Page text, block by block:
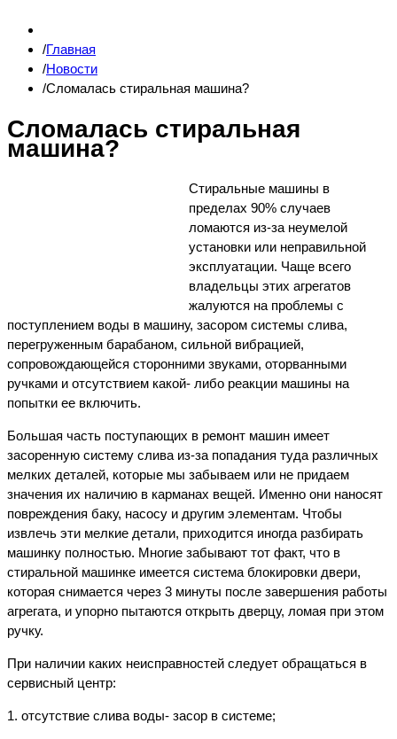
Главная
Новости
Сломалась стиральная машина?
Сломалась стиральная
машина?
Стиральные машины в
пределах 90% случаев
ломаются из-за неумелой
установки или неправильной
эксплуатации. Чаще всего
владельцы этих агрегатов
жалуются на проблемы с
поступлением воды в машину, засором системы слива,
перегруженным барабаном, сильной вибрацией,
сопровождающейся сторонними звуками, оторванными
ручками и отсутствием какой- либо реакции машины на
попытки ее включить.
Большая часть поступающих в ремонт машин имеет
засоренную систему слива из-за попадания туда различных
мелких деталей, которые мы забываем или не придаем
значения их наличию в карманах вещей. Именно они наносят
повреждения баку, насосу и другим элементам. Чтобы
извлечь эти мелкие детали, приходится иногда разбирать
машинку полностью. Многие забывают тот факт, что в
стиральной машинке имеется система блокировки двери,
которая снимается через 3 минуты после завершения работы
агрегата, и упорно пытаются открыть дверцу, ломая при этом
ручку.
При наличии каких неисправностей следует обращаться в
сервисный центр:
1. отсутствие слива воды- засор в системе;